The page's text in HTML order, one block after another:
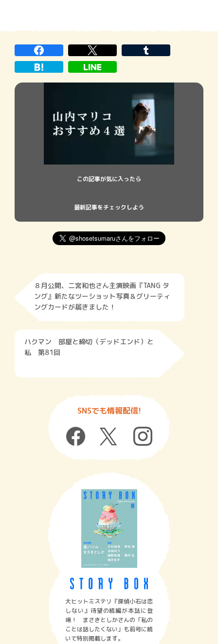
この記事が気に入ったら
最新記事をチェックしよう
８月公開、二宮和也さん主演映画『TANG タ
ング』新たなツーショット写真＆グリーティ
ングカードが届きました！
ハクマン 部屋と締切（デッドエンド）と
私 第81回
SNSでも情報配信!
大ヒットミステリ『探偵小石は恋
しない』待望の続編が本誌に登
場！ まさきとしかさんの「私の
ことは話したくない」も前号に続
いて特別掲載します。